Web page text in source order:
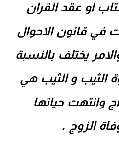
او عقد القران
في قانون الاحوال
2026 , والامر يختلف بالنسبة
الثيب و الثيب هي
وانتهت حياتها
الزوج .